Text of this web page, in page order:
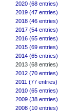
2020 (68 entries)
2019 (47 entries)
2018 (46 entries)
2017 (54 entries)
2016 (65 entries)
2015 (69 entries)
2014 (65 entries)
2013 (68 entries)
2012 (70 entries)
2011 (77 entries)
2010 (65 entries)
2009 (38 entries)
2008 (10 entries)